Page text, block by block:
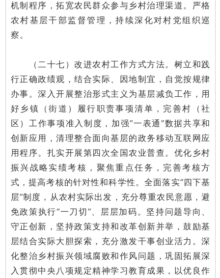
机制程序，拓宽农民群众参与乡村治理渠道。严格
农村基层干部监督管理，持续深化对村党组织巡
察。
（二十七）改进农村工作方式方法。树立和践
行正确政绩观，结合实际、因地制宜，自觉按规律
办事。深入开展整治形式主义为基层减负工作，用
好乡镇（街道）履行职责事项清单，完善村（社
区）工作事项准入制度，加强“一表通”数据共享和
创新应用，清理整合面向基层的政务移动互联网应
用程序。扎实开展第四次全国农业普查。优化乡村
振兴战略实绩考核，聚焦重点任务，完善考核方
式，提高考核的针对性和科学性。全面落实“四下基
层”制度，从农村实际出发，充分尊重农民意愿，避
免政策执行“一刀切”、层层加码。坚持问题导向、
守正创新，坚持政策支持和改革创新并举，鼓励基
层结合实际大胆探索，充分激发干事创业活力。深
化整治乡村振兴领域腐败和作风问题，巩固拓展深
入贯彻中央八项规定精神学习教育成果，以优良作